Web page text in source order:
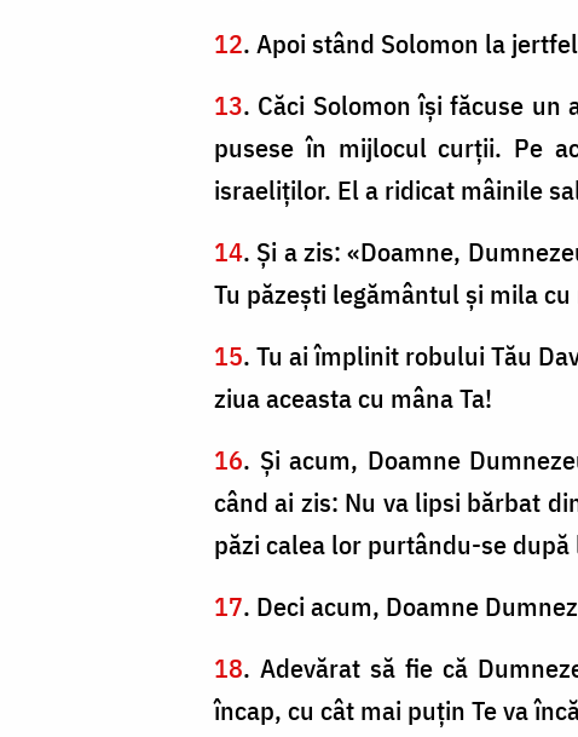
12. Apoi stând Solomon la
13. Căci Solomon îşi făcuse
pusese în mijlocul curţii. Pe
israeliţilor. El a ridicat mâinile
14. Şi a zis: «Doamne,
Tu păzeşti legământul şi mila
15. Tu ai împlinit robului Tău
ziua aceasta cu mâna Ta!
16. Şi acum, Doamne
când ai zis: Nu va lipsi bărbat
păzi calea lor purtându-se
17. Deci acum, Doamne
18. Adevărat să fie că
încap, cu cât mai puţin Te va